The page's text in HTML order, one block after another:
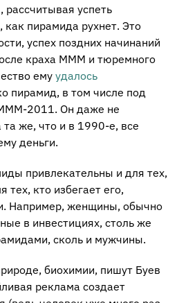
успеть
как пирамида рухнет. Это
успех поздних начинаний
краха МММ и тюремного
ему удалось
пирамид, в том числе под
2011. Он даже не
же, что и в 1990-е, все
деньги.
привлекательны и для тех,
тех, кто избегает его,
Например, женщины, обычно
в инвестициях, столь же
сколь и мужчины.
биохимии, пишут Буев
реклама создает